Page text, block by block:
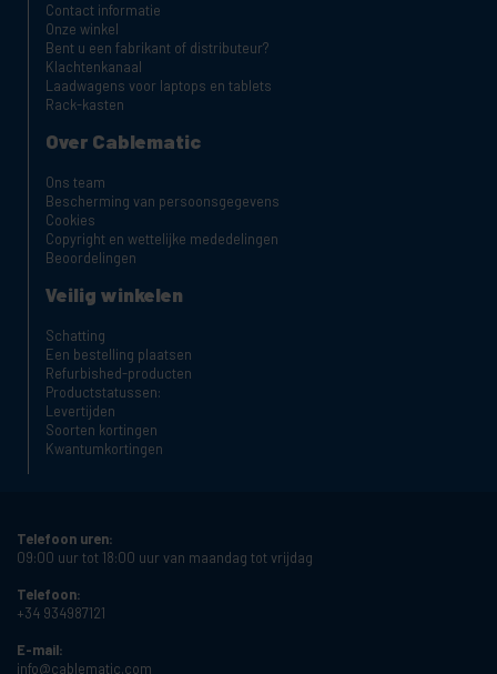
Contact informatie
Onze winkel
Bent u een fabrikant of distributeur?
Klachtenkanaal
Laadwagens voor laptops en tablets
Rack-kasten
Over Cablematic
Ons team
Bescherming van persoonsgegevens
Cookies
Copyright en wettelijke mededelingen
Beoordelingen
Veilig winkelen
Schatting
Een bestelling plaatsen
Refurbished-producten
Productstatussen:
Levertijden
Soorten kortingen
Kwantumkortingen
Telefoon uren:
09:00 uur tot 18:00 uur van maandag tot vrijdag
Telefoon:
+34 934987121
E-mail:
info@cablematic.com